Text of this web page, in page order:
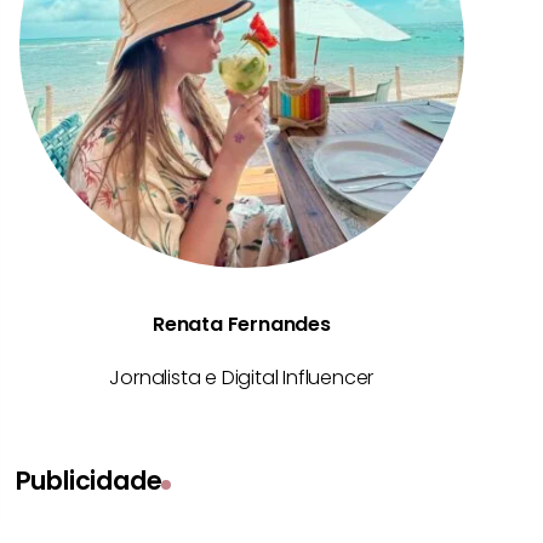
Renata Fernandes
Jornalista e Digital Influencer
Publicidade